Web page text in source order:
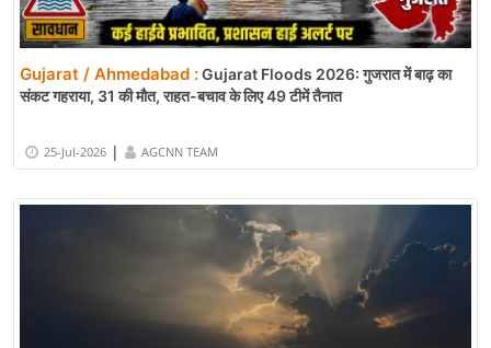
Gujarat / Ahmedabad :Gujarat Floods 2026: गुजरात में बाढ़ का
संकट गहराया, 31 की मौत, राहत-बचाव के लिए 49 टीमें तैनात
25-Jul-2026 | AGCNN TEAM